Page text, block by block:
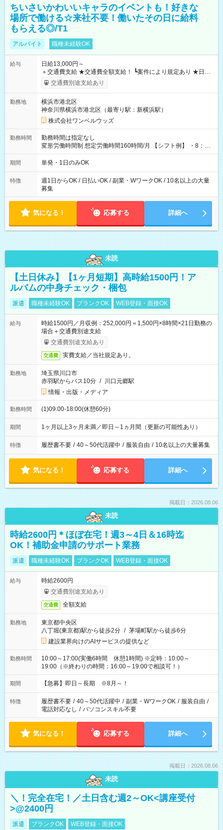
ちいさいかわいいキャラのイベントも！好きな
場所で働ける☆来社不要！働いたその日に給料
もらえる◎/T1
アルバイト 職種未経験OK
給与
日給13,000円～
＋交通費支給 ★交通費全額支給！ ┗案件により規定あり ★日払
いOK！（規定あり） ┗働いたその日に現金GET♪ お仕事後はコ
ンビニATMから 日払い分を引き落とせます！ 【試用期間】試
交通費別途支給あり
勤務地
横浜市港北区
神奈川県横浜市港北区（最寄り駅：新横浜駅）
株式会社ワンベルウッズ
勤務時間
勤務時間は指定なし
変形労働時間制 想定労働時間160時間/月 【シフト例】 ・8：00
～21：00
期間 単発・1日のみOK
特徴
週1日からOK / 日払いOK / 副業・WワークOK / 10名以上の大量
募集
気になる！ 応募する 詳細へ
未読
【土日休み】【1ヶ月短期】高時給1500円！ア
ルバムの中身チェック・梱包
派遣 職種未経験OK ブランクOK WEB登録・面接OK
給与
時給1500円／月収例：252,000円＝1,500円×8時間×21日勤務の
場合＋交通費別途支給
交通費別途支給あり
交通費 実費支給／当社規定あり。
勤務地
埼玉県川口市
赤羽駅からバス10分 / 川口元郷駅
情報・出版・メディア
勤務時間 (1)09:00-18:00(休憩60分)
期間 1ヶ月以上3ヶ月未満／即日～1ヵ月間（更新の可能性あり）
特徴 履歴書不要 / 40～50代活躍中 / 服装自由 / 10名以上の大量募集
気になる！ 応募する 詳細へ
掲載日：2026.08.06
未読
時給2600円＊ほぼ在宅！週3～4日＆16時迄
OK！補助金申請のサポート業務
派遣 職種未経験OK ブランクOK WEB登録・面接OK
給与
時給2600円
交通費別途支給あり
交通費 全額支給
勤務地
東京都中央区
八丁堀(東京都)駅から徒歩2分 / 茅場町駅から徒歩6分
建設業界向けのAIサービスの提供など
勤務時間
10:00～17:00(実働6時間 休憩1時間) ※定時：10:00～
19:00（※終わりの時間：16:00～19:00で相談可！）
期間 【急募】即日～長期 ※8月～！
特徴 履歴書不要 / 40～50代活躍中 / 副業・WワークOK / 服装自由 /
電話対応なし / パソコンスキル不要
気になる！ 応募する 詳細へ
掲載日：2026.08.06
未読
＼！完全在宅！／土日含む週2～OK<講座受付
>@2400円
派遣 ブランクOK WEB登録・面接OK